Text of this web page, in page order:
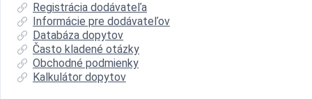
Registrácia dodávateľa
Informácie pre dodávateľov
Databáza dopytov
Často kladené otázky
Obchodné podmienky
Kalkulátor dopytov